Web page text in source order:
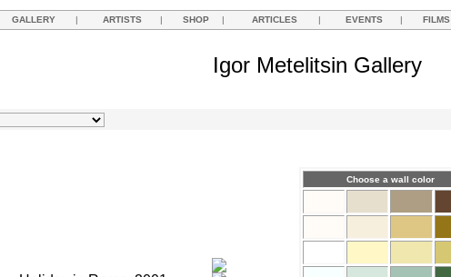
GALLERY | ARTISTS | SHOP | ARTICLES | EVENTS | FILMS
Igor Metelitsin Gallery
Choose a wall color